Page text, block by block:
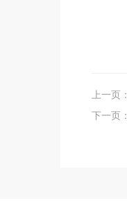
上一页：
下一页：